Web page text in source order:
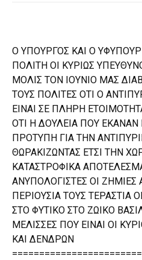
Ο ΥΠΟΥΡΓΟΣ ΚΑΙ Ο
ΠΟΛΙΤΗ ΟΙ ΚΥΡΙΩΣ
ΜΟΛΙΣ ΤΟΝ ΙΟΥΝΙΟ ΜΑΣ
ΤΟΥΣ ΠΟΛΙΤΕΣ ΟΤΙ Ο
ΕΙΝΑΙ ΣΕ ΠΛΗΡΗ
ΟΤΙ Η ΔΟΥΛΕΙΑ ΠΟΥ ΕΚΑΝΑΝ
ΠΡΟΤΥΠΗ ΓΙΑ ΤΗΝ
ΘΩΡΑΚΙΖΩΝΤΑΣ ΕΤΣΙ ΤΗΝ
ΚΑΤΑΣΤΡΟΦΙΚΑ
ΑΝΥΠΟΛΟΓΙΣΤΕΣ ΟΙ
ΠΕΡΙΟΥΣΙΑ ΤΟΥΣ ΤΕΡΑΣΤΙΑ
ΣΤΟ ΦΥΤΙΚΟ ΣΤΟ ΖΩΙΚΟ
ΜΕΛΙΣΣΕΣ ΠΟΥ ΕΙΝΑΙ ΟΙ
ΚΑΙ ΔΕΝΔΡΩΝ